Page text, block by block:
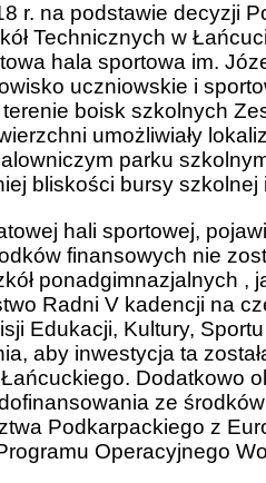
r. na podstawie decyzji
Technicznych w
hala sportowa im.
uczniowskie i
boisk szkolnych
umożliwiały
parku
bliskości bursy
hali sportowej,
finansowych nie
ponadgimnazjalnych ,
Radni V kadencji na
Edukacji, Kultury,
aby inwestycja ta
Dodatkowo
ze
Podkarpackiego z
Operacyjnego